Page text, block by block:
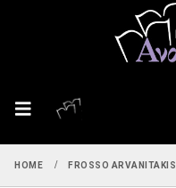
HOME FROSSO ARVANITAKIS